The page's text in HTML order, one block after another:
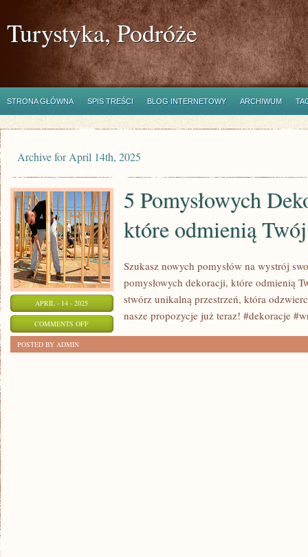
Turystyka, Podróże
STRONA GŁÓWNA SPIS TREŚCI BLOG INTERNETOWY ARCHIWUM
Archive for April 14th, 2025
APRIL - 14 - 2025
COMMENTS OFFON
5 Pomysłowych
które odmienią
Szukasz nowych pomysłów na wystrój
pomysłowych dekoracji, które odmienią
stwórz unikalną przestrzeń, która
nasze propozycje już teraz! #dekoracje
POSTED BY ADMIN